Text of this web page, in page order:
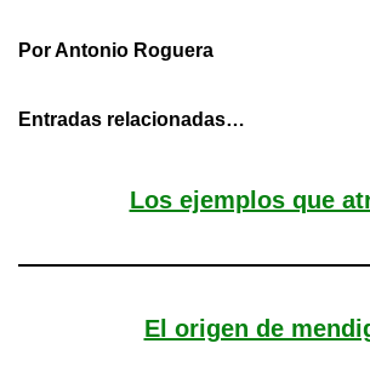
Por Antonio Roguera
Entradas relacionadas…
Los ejemplos que
El origen de